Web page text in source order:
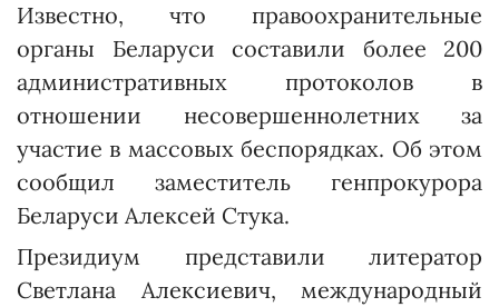
Известно, что правоохранительные
органы Беларуси составили более 200
административных протоколов в
отношении несовершеннолетних за
участие в массовых беспорядках. Об этом
сообщил заместитель генпрокурора
Беларуси Алексей Стука.
Президиум представили литератор
Светлана Алексиевич, международный